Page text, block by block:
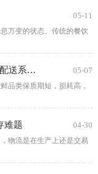
05-11
万变的状态。传统的餐饮
生鲜订单如何智能化进行分拣?生鲜分拣配送系统来助力 05-07
品类保质期短，损耗高，
难题 04-30
物流是在生产上还是交易